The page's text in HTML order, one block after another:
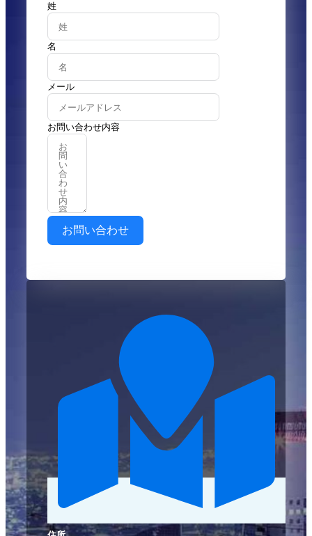
姓
名
メール
お問い合わせ内容
お問い合わせ